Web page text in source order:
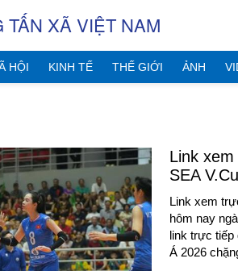
TẤN XÃ VIỆT NAM
HỘI KINH TẾ THẾ GIỚI ẢNH
Link
SEA
Link xem
hôm nay
link trực tiếp
Á 2026